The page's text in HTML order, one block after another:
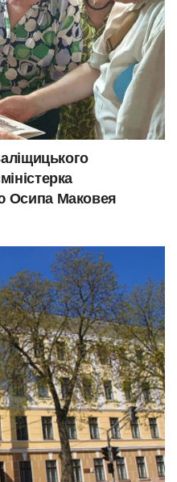
Осипа Маковея